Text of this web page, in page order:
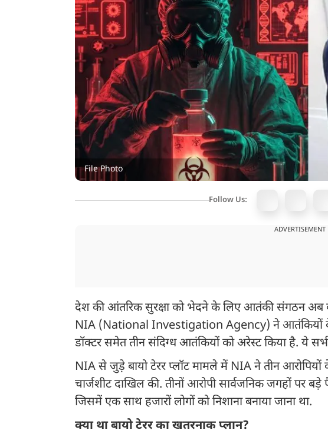
File Photo
Follow Us:
ADVERTISEMENT
देश की आंतरिक सुरक्षा को भेदने के लिए आतंकी संगठन अब
NIA (National Investigation Agency) ने आतंकियों
डॉक्टर समेत तीन संदिग्ध आतंकियों को अरेस्ट किया है. ये
NIA से जुड़े बायो टेरर प्लॉट मामले में NIA ने तीन
चार्जशीट दाखिल की. तीनों आरोपी सार्वजनिक जगहों पर
जिसमें एक साथ हजारों लोगों को निशाना बनाया जाना था.
क्या था बायो टेरर का खतरनाक प्लान?